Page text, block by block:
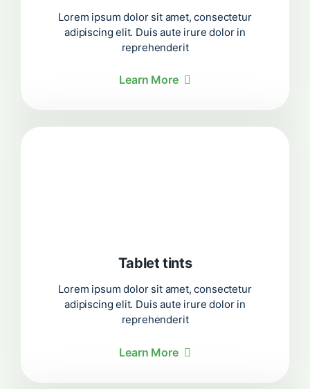
Lorem ipsum dolor sit amet, consectetur
adipiscing elit. Duis aute irure dolor in
reprehenderit
Learn More
Tablet tints
Lorem ipsum dolor sit amet, consectetur
adipiscing elit. Duis aute irure dolor in
reprehenderit
Learn More